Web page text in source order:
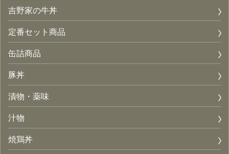
吉野家の牛丼
定番セット商品
缶詰商品
豚丼
漬物・薬味
汁物
焼鶏丼